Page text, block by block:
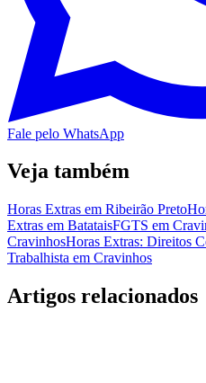
Fale pelo WhatsApp
Veja também
Horas Extras em Ribeirão Preto
Extras em BatataisFGTS em
CravinhosHoras Extras: Direitos
Trabalhista em Cravinhos
Artigos relacionados